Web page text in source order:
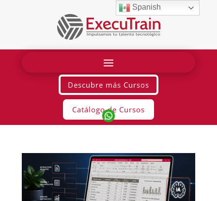
Descubre más Cursos
Catálogo de Cursos
Spanish